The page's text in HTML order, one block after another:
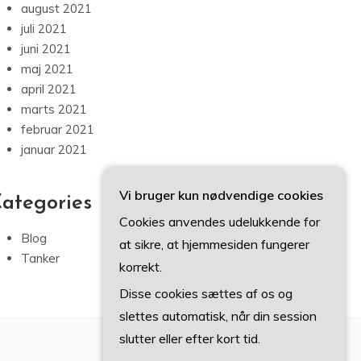
august 2021
juli 2021
juni 2021
maj 2021
april 2021
marts 2021
februar 2021
januar 2021
Blog
Tanker
Vi bruger kun nødvendige cookies
Cookies anvendes udelukkende for
at sikre, at hjemmesiden fungerer
korrekt.
Disse cookies sættes af os og
slettes automatisk, når din session
slutter eller efter kort tid.